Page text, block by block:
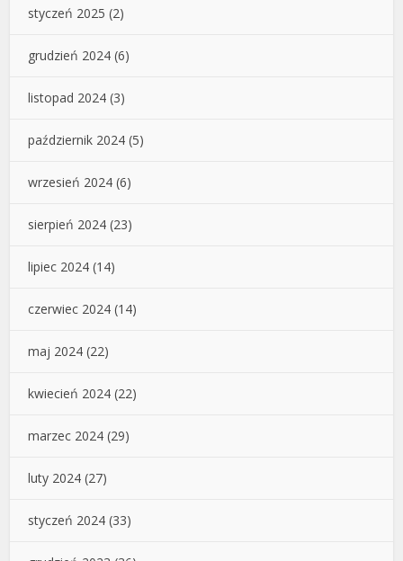
styczeń 2025 (2)
grudzień 2024 (6)
listopad 2024 (3)
październik 2024 (5)
wrzesień 2024 (6)
sierpień 2024 (23)
lipiec 2024 (14)
czerwiec 2024 (14)
maj 2024 (22)
kwiecień 2024 (22)
marzec 2024 (29)
luty 2024 (27)
styczeń 2024 (33)